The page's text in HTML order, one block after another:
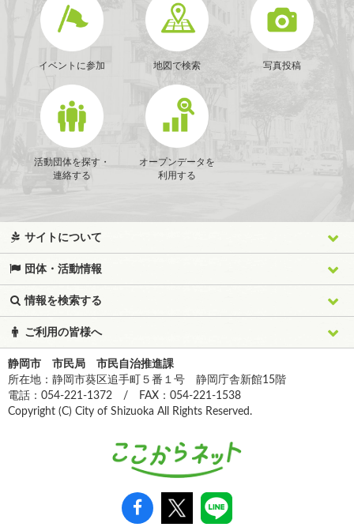
イベントに参加 地図で検索 写真投稿
活動団体を探す・
連絡する
オープンデータを
利用する
サイトについて
団体・活動情報
情報を検索する
ご利用の皆様へ
静岡市 市民局 市民自治推進課
所在地：静岡市葵区追手町５番１号 静岡庁舎新館15階
電話：054-221-1372 / FAX：054-221-1538
Copyright (C) City of Shizuoka All Rights Reserved.